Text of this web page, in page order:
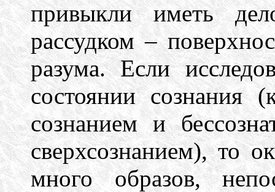
привыкли иметь
рассудком –
разума. Если
состоянии сознания
сознанием и
сверхсознанием), то
много образов,